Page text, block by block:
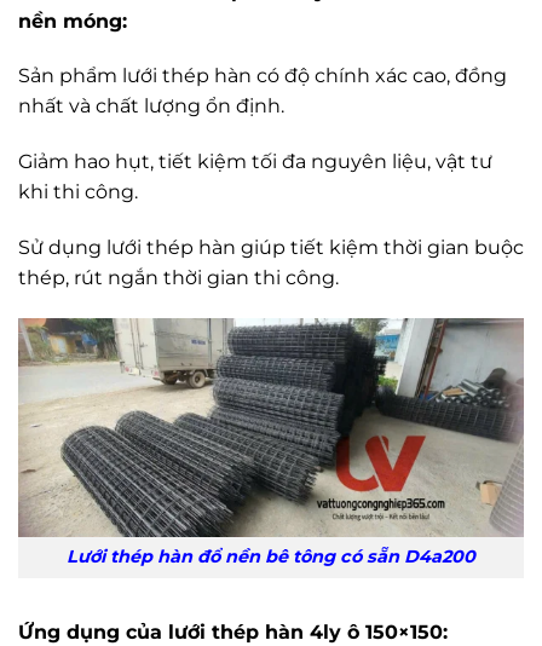
nền móng:
Sản phẩm lưới thép hàn có độ chính xác cao, đồng
nhất và chất lượng ổn định.
Giảm hao hụt, tiết kiệm tối đa nguyên liệu, vật tư
khi thi công.
Sử dụng lưới thép hàn giúp tiết kiệm thời gian buộc
thép, rút ngắn thời gian thi công.
Lưới thép hàn đổ nền bê tông có sẵn D4a200
Ứng dụng của lưới thép hàn 4ly ô 150×150: